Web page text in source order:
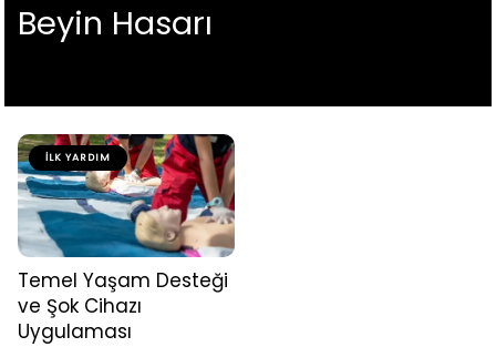
Beyin Hasarı
İLK YARDIM
Temel Yaşam Desteği
ve Şok Cihazı
Uygulaması